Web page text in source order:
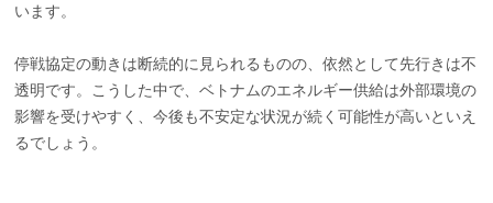
います。
停戦協定の動きは断続的に見られるものの、依然として先行きは不
透明です。こうした中で、ベトナムのエネルギー供給は外部環境の
影響を受けやすく、今後も不安定な状況が続く可能性が高いといえ
るでしょう。